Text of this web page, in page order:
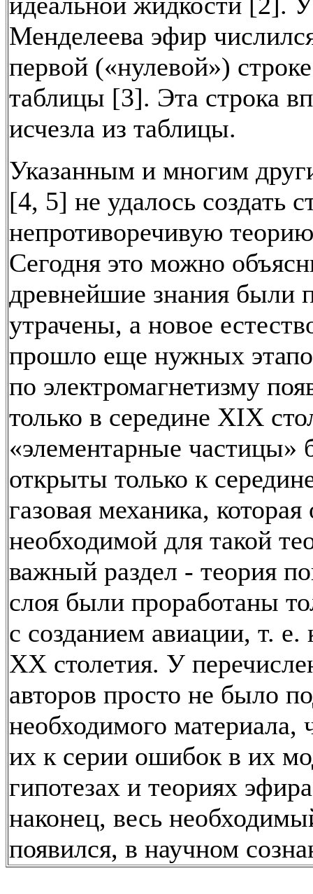
Менделеева эфир
первой («нулевой»)
таблицы [3]. Эта строка
исчезла из таблицы.
Указанным и многим
[4, 5] не удалось создать
непротиворечивую
Сегодня это можно
древнейшие знания были
утрачены, а новое
прошло еще нужных
по электромагнетизму
только в середине XIX
«элементарные частицы»
открыты только к
газовая механика, которая
необходимой для такой
важный раздел - теория
слоя были проработаны
с созданием авиации, т. е.
ХХ столетия. У
авторов просто не было
необходимого материала,
их к серии ошибок в их
гипотезах и теориях
наконец, весь
появился, в научном